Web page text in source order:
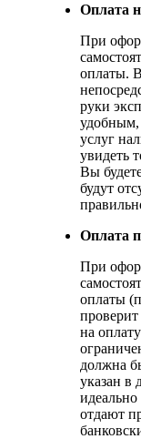
Оплата
При
оплаты. В
руки
удобным,
услуг
увидеть
Вы
будут
Оплата
При
оплаты
на
должна
указан в
отдают